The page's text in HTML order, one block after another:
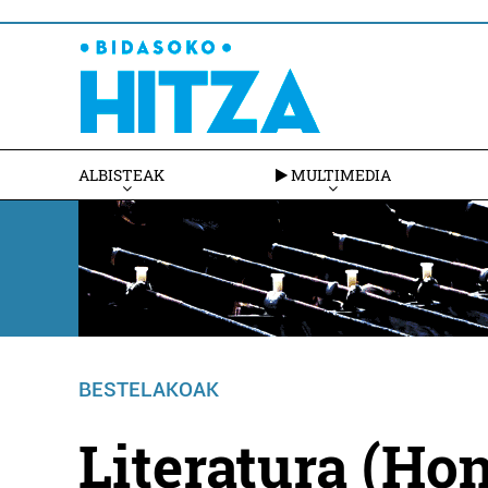
ALBISTEAK MULTIMEDIA
BESTELAKOAK
Literatura